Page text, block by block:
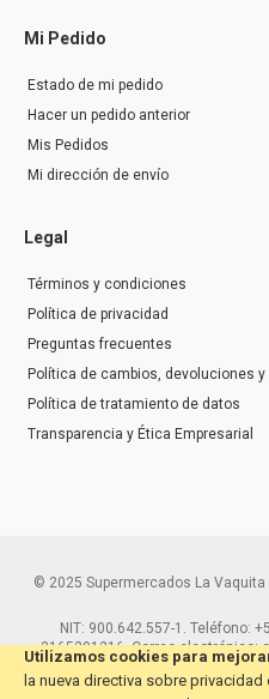
Utilizamos cookies para
la nueva directiva sobre
Mi Pedido
Estado de mi pedido
Hacer un pedido anterior
Mis Pedidos
Mi dirección de envío
Legal
Términos y condiciones
Política de privacidad
Preguntas frecuentes
Política de cambios, devoluciones
Política de tratamiento de datos
Transparencia y Ética Empresarial
© 2025 Supermercados La
NIT: 900.642.557-1. Teléfono:
3165291216. Correo electrónico: